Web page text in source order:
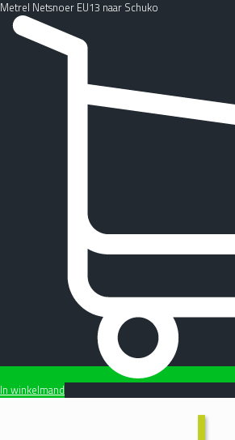
Metrel Netsnoer EU13 naar Schuko
In winkelmand